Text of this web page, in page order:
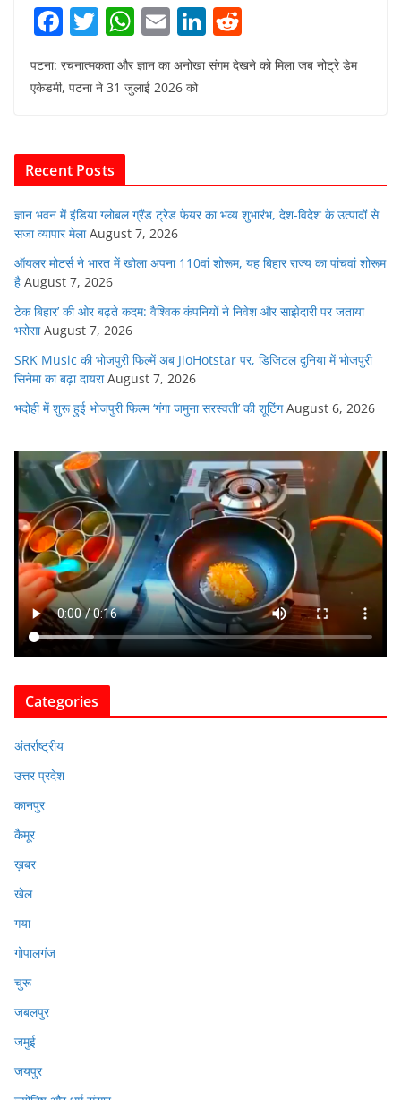
F
c
o
o
k
T
itt
W
at
p
E
m
ai
Li
n
k
e
d
पटना: रचनात्मकता और ज्ञान का अनोखा संगम देखने को मिला जब नोट्रे डेम
एकेडमी, पटना ने 31 जुलाई 2026 को
Recent Posts
ज्ञान भवन में इंडिया ग्लोबल ग्रैंड ट्रेड फेयर का भव्य शुभारंभ, देश-विदेश के उत्पादों से
सजा व्यापार मेला August 7, 2026
ऑयलर मोटर्स ने भारत में खोला अपना 110वां शोरूम, यह बिहार राज्य का पांचवां शोरूम
है August 7, 2026
टेक बिहार’ की ओर बढ़ते कदम: वैश्विक कंपनियों ने निवेश और साझेदारी पर जताया
भरोसा August 7, 2026
SRK Music की भोजपुरी फिल्में अब JioHotstar पर, डिजिटल दुनिया में भोजपुरी
सिनेमा का बढ़ा दायरा August 7, 2026
भदोही में शुरू हुई भोजपुरी फिल्म ‘गंगा जमुना सरस्वती’ की शूटिंग August 6, 2026
Categories
अंतर्राष्ट्रीय
उत्तर प्रदेश
कानपुर
कैमूर
ख़बर
खेल
गया
गोपालगंज
चुरू
जबलपुर
जमुई
जयपुर